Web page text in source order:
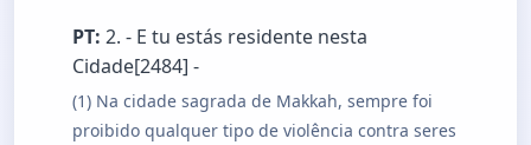
PT: 2. - E tu estás residente nesta
Cidade[2484] -
(1) Na cidade sagrada de Makkah, sempre foi
proibido qualquer tipo de violência contra seres